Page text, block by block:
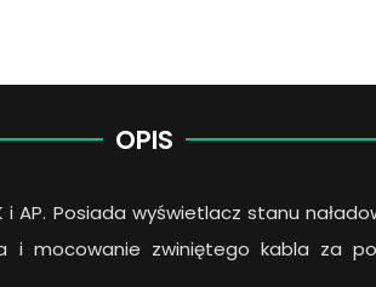
OPIS
AP. Posiada wyświetlacz stanu
i mocowanie zwiniętego kabla za